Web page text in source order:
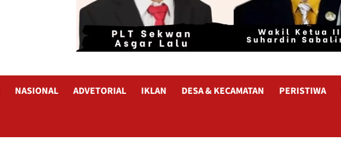
NASIONAL ADVETORIAL IKLAN DESA & KECAMATAN PERISTIWA